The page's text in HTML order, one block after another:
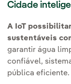
Cidade
A IoT
sustentáveis
garantir água
confiável,
pública eficiente.